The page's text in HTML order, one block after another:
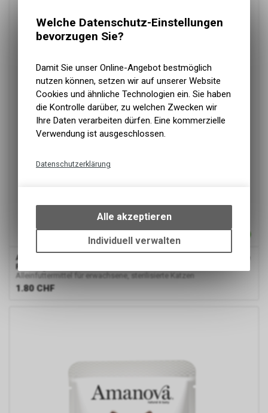
Amanova
P13, 85g
Alleinfuttermittel für erwachsene, sterilisierte Katzen
1.80 CHF
Welche Datenschutz-Einstellungen
bevorzugen Sie?
Damit Sie unser Online-Angebot bestmöglich
nutzen können, setzen wir auf unserer Website
Cookies und ähnliche Technologien ein. Sie haben
die Kontrolle darüber, zu welchen Zwecken wir
Ihre Daten verarbeiten dürfen. Eine kommerzielle
Verwendung ist ausgeschlossen.
Datenschutzerklärung
bestimmte Interaktionen und
Einstellungen auf Ihrem Gerät,
um die grundlegenden
Funktionen unseres Online-
des Warenkorbs, zu
Alle akzeptieren
Individuell verwalten